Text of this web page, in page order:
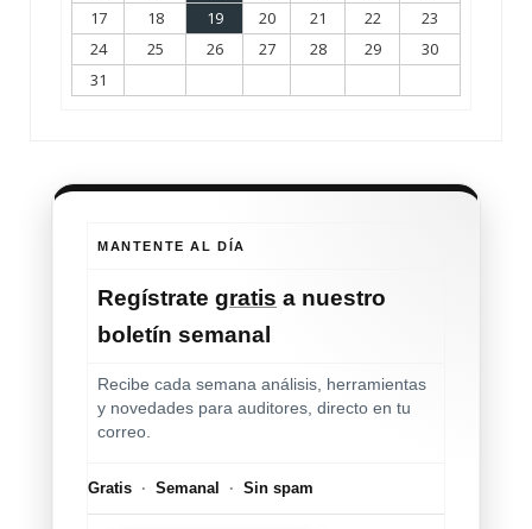
17
18 19 20 21 22
23
24
25 26 27 28 29
30
31
MANTENTE AL DÍA
Regístrate gratis a nuestro
boletín semanal
Recibe cada semana análisis, herramientas
y novedades para auditores, directo en tu
correo.
Gratis · Semanal · Sin spam